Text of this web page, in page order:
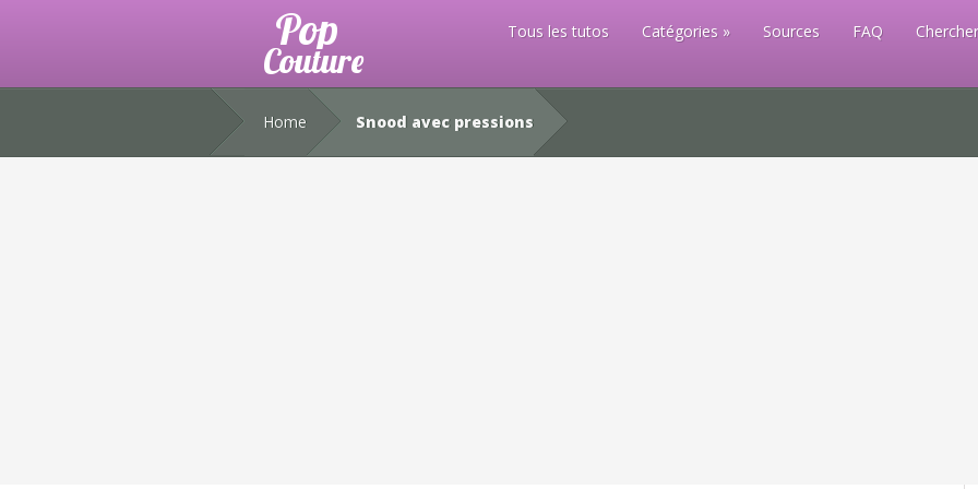
Tous les tutos Catégories Sources FAQ
Home Snood avec pressions